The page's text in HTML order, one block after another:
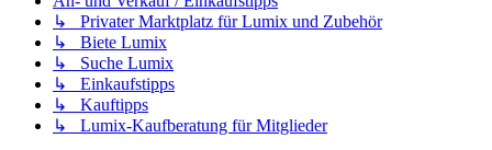
↳ Privater Marktplatz für Lumix und Zubehör
↳ Biete Lumix
↳ Suche Lumix
↳ Einkaufstipps
↳ Kauftipps
↳ Lumix-Kaufberatung für Mitglieder